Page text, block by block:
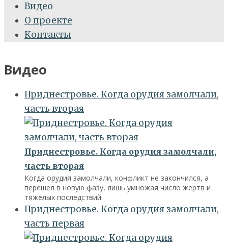
Видео
О проекте
Контакты
Видео
Приднестровье. Когда орудия замолчали,
часть вторая
Приднестровье. Когда орудия замолчали,
часть вторая
Когда орудия замолчали, конфликт не закончился, а
перешел в новую фазу, лишь умножая число жертв и
тяжелых последствий.
Приднестровье. Когда орудия замолчали,
часть первая